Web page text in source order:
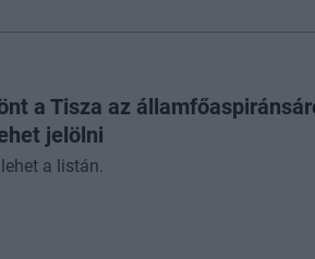
a Tisza az
jelölni
a listán.